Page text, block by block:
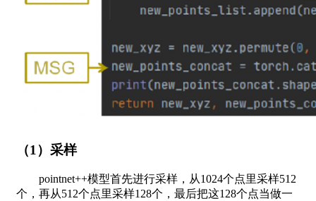
（1）采样
pointnet++模型首先进行采样，从1024个点里采样512
个，再从512个点里采样128个，最后把这128个点当做一